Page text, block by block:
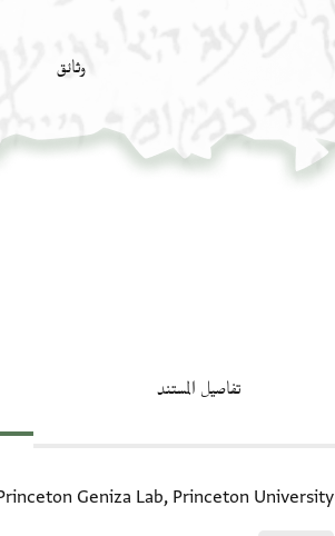
وثائق
تفاصيل المستند
الاقتباس المرجعي
Geniza Lab, Princeton University.